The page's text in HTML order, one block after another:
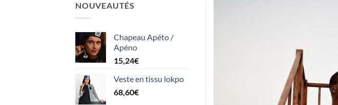
NOUVEAUTÉS
Chapeau Apéto /
Apéno
15,24€
Veste en tissu lokpo
68,60€